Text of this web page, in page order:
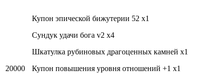
20000
Купон эпической бижутерии 52 x1
Cундук удачи бога v2 x4
Шкатулка рубиновых драгоценных камней x1
Купон повышения уровня отношений +1 x1